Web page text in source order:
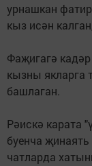
урнашкан
кыз исән
Фаҗигагә
кызны якларга
башлаган.
Рәискә карата
буенча
чатларда